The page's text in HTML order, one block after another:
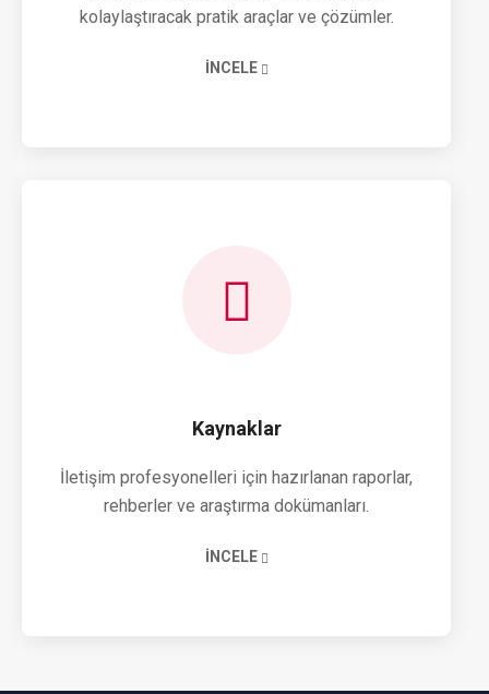
kolaylaştıracak pratik araçlar ve çözümler.
İNCELE
Kaynaklar
İletişim profesyonelleri için hazırlanan raporlar,
rehberler ve araştırma dokümanları.
İNCELE